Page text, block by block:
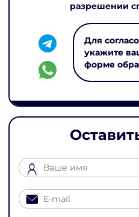
разрешении
Для
укажите
форме